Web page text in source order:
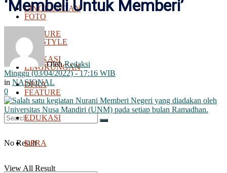
LINGKUNGAN
FEATURE
EDUKASI
DPRA
No Result
View All Result
FOTO
LIFESTYLE
LINGKUNGAN
FEATURE
EDUKASI
DPRA
‘Membeli Untuk Memberi’
Oleh Redaksi
Minggu (03/04/2022) - 17:16 WIB
in NASIONAL
0